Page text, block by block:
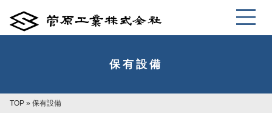
保有設備
TOP » 保有設備